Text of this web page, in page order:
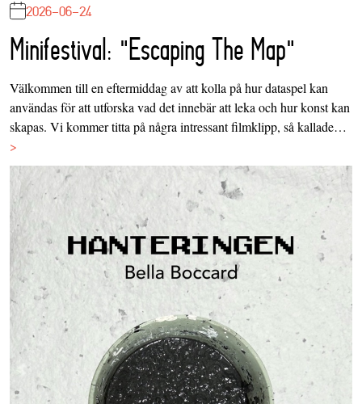
2026-06-24
Minifestival: "Escaping The Map"
Välkommen till en eftermiddag av att kolla på hur dataspel kan
användas för att utforska vad det innebär att leka och hur konst kan
skapas. Vi kommer titta på några intressant filmklipp, så kallade…
>